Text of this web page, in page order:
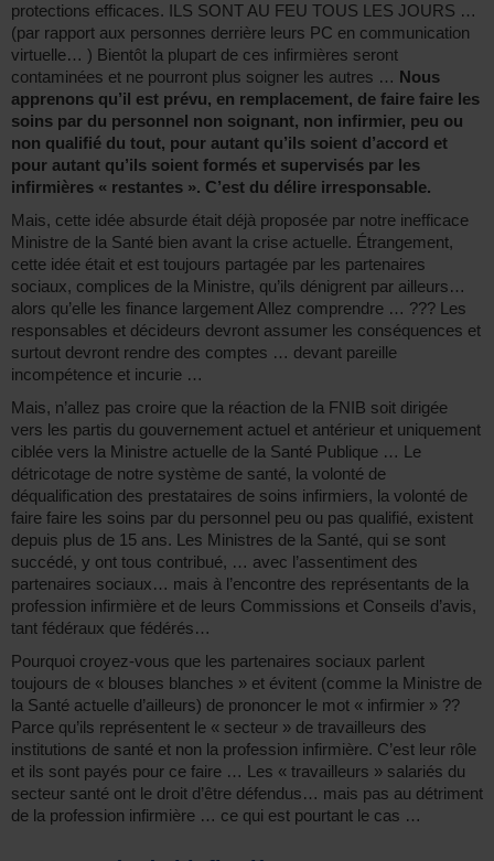
protections efficaces. ILS SONT AU FEU TOUS LES JOURS …
(par rapport aux personnes derrière leurs PC en communication
virtuelle… ) Bientôt la plupart de ces infirmières seront
contaminées et ne pourront plus soigner les autres … Nous
apprenons qu’il est prévu, en remplacement, de faire faire les
soins par du personnel non soignant, non infirmier, peu ou
non qualifié du tout, pour autant qu’ils soient d’accord et
pour autant qu’ils soient formés et supervisés par les
infirmières « restantes ». C’est du délire irresponsable.
Mais, cette idée absurde était déjà proposée par notre inefficace
Ministre de la Santé bien avant la crise actuelle. Étrangement,
cette idée était et est toujours partagée par les partenaires
sociaux, complices de la Ministre, qu’ils dénigrent par ailleurs…
alors qu’elle les finance largement Allez comprendre … ??? Les
responsables et décideurs devront assumer les conséquences et
surtout devront rendre des comptes … devant pareille
incompétence et incurie …
Mais, n’allez pas croire que la réaction de la FNIB soit dirigée
vers les partis du gouvernement actuel et antérieur et uniquement
ciblée vers la Ministre actuelle de la Santé Publique … Le
détricotage de notre système de santé, la volonté de
déqualification des prestataires de soins infirmiers, la volonté de
faire faire les soins par du personnel peu ou pas qualifié, existent
depuis plus de 15 ans. Les Ministres de la Santé, qui se sont
succédé, y ont tous contribué, … avec l’assentiment des
partenaires sociaux… mais à l’encontre des représentants de la
profession infirmière et de leurs Commissions et Conseils d’avis,
tant fédéraux que fédérés…
Pourquoi croyez-vous que les partenaires sociaux parlent
toujours de « blouses blanches » et évitent (comme la Ministre de
la Santé actuelle d’ailleurs) de prononcer le mot « infirmier » ??
Parce qu’ils représentent le « secteur » de travailleurs des
institutions de santé et non la profession infirmière. C’est leur rôle
et ils sont payés pour ce faire … Les « travailleurs » salariés du
secteur santé ont le droit d’être défendus… mais pas au détriment
de la profession infirmière … ce qui est pourtant le cas …